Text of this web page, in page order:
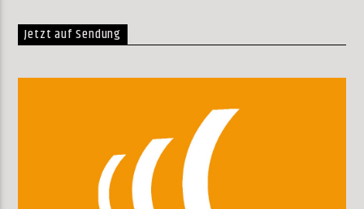
Jetzt auf Sendung